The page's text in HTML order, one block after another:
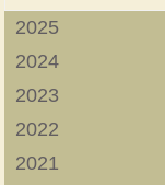
2025
2024
2023
2022
2021